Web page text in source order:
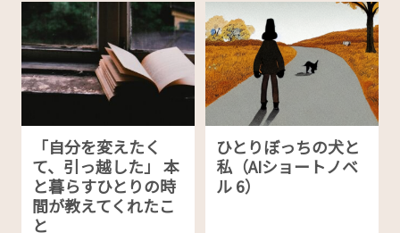
「自分を変えたく
て、引っ越した」 本
と暮らすひとりの時
間が教えてくれたこ
と
ひとりぼっちの犬と
私（AIショートノベ
ル 6）